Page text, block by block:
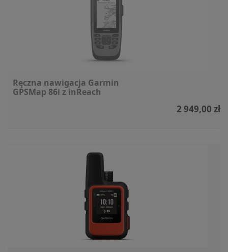
Ręczna nawigacja Garmin
GPSMap 86i z inReach
2 949,00 zł